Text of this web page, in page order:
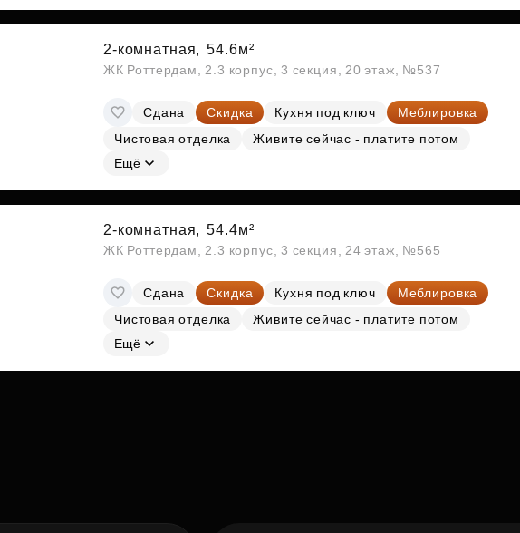
2-комнатная, 54.6м²
ЖК Роттердам, 2.3 корпус, 3 секция, 20 этаж, №537
Сдана Скидка Кухня под ключ
Меблировка
Чистовая отделка
Живите сейчас - платите потом
Ещё
2-комнатная, 54.4м²
ЖК Роттердам, 2.3 корпус, 3 секция, 24 этаж, №565
Сдана Скидка Кухня под ключ
Меблировка
Чистовая отделка
Живите сейчас - платите потом
Ещё